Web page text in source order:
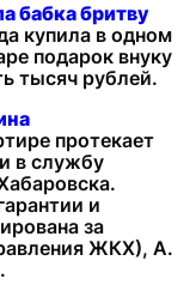
бабка бритву
купила в одном
подарок внуку
тысяч рублей.
протекает
в службу
и
за
ЖКХ), А.